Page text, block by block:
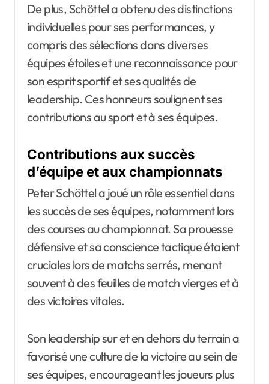
De plus, Schöttel a obtenu des distinctions
individuelles pour ses performances, y
compris des sélections dans diverses
équipes étoiles et une reconnaissance pour
son esprit sportif et ses qualités de
leadership. Ces honneurs soulignent ses
contributions au sport et à ses équipes.
Contributions aux succès
d’équipe et aux championnats
Peter Schöttel a joué un rôle essentiel dans
les succès de ses équipes, notamment lors
des courses au championnat. Sa prouesse
défensive et sa conscience tactique étaient
cruciales lors de matchs serrés, menant
souvent à des feuilles de match vierges et à
des victoires vitales.
Son leadership sur et en dehors du terrain a
favorisé une culture de la victoire au sein de
ses équipes, encourageant les joueurs plus